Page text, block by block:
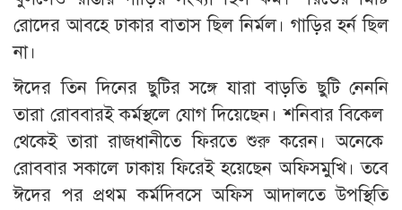
রোদের আবহে ঢাকার বাতাস ছিল নির্মল। গাড়ির হর্ন ছিল
না।
ঈদের তিন দিনের ছুটির সঙ্গে যারা বাড়তি ছুটি নেননি
তারা রোববারই কর্মস্থলে যোগ দিয়েছেন। শনিবার বিকেল
থেকেই তারা রাজধানীতে ফিরতে শুরু করেন। অনেকে
রোববার সকালে ঢাকায় ফিরেই হয়েছেন অফিসমুখি। তবে
ঈদের পর প্রথম কর্মদিবসে অফিস আদালতে উপস্থিতি